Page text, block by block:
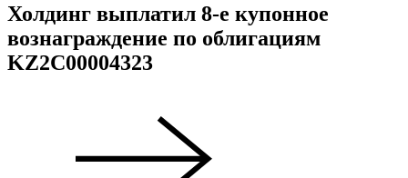
Холдинг выплатил 8-е купонное
вознаграждение по облигациям
KZ2C00004323